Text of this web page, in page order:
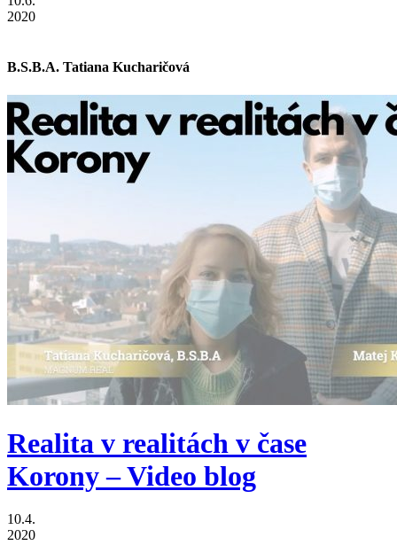
2020
B.S.B.A. Tatiana Kucharičová
Realita v realitách v čase
Korony – Video blog
10.4.
2020